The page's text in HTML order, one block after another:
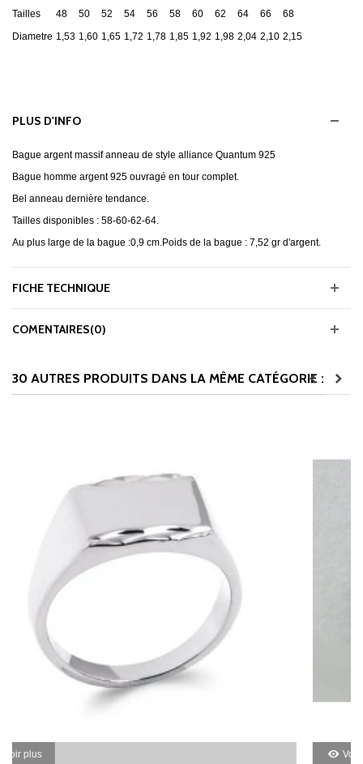
Tailles
48 50 52 54 56 58 60 62 64 66
68
Diametre 1,53 1,60 1,65 1,72 1,78 1,85 1,92 1,98 2,04 2,10 2,15
PLUS D'INFO
Bague argent massif anneau de style alliance Quantum 925
Bague homme argent 925 ouvragé en tour complet.
Bel anneau dernière tendance.
Tailles disponibles : 58-60-62-64.
Au plus large de la bague :0,9 cm.Poids de la bague : 7,52 gr d'argent.
FICHE TECHNIQUE
COMENTAIRES(0)
30 AUTRES PRODUITS DANS LA MÊME CATÉGORIE :